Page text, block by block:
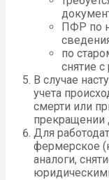
ПФР по
по
снятие с
В случае
учета
смерти или
прекращении
Для
фермерское
аналоги,